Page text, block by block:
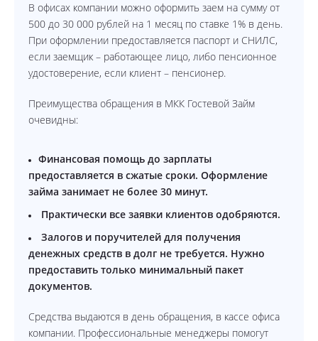
В офисах компании можно оформить заем на сумму от
500 до 30 000 рублей на 1 месяц по ставке 1% в день.
При оформлении предоставляется паспорт и СНИЛС,
если заемщик – работающее лицо, либо пенсионное
удостоверение, если клиент – пенсионер.
Преимущества обращения в МКК Гостевой Займ
очевидны:
Финансовая помощь до зарплаты
предоставляется в сжатые сроки. Оформление
займа занимает не более 30 минут.
Практически все заявки клиентов одобряются.
Залогов и поручителей для получения
денежных средств в долг не требуется. Нужно
предоставить только минимальный пакет
документов.
Средства выдаются в день обращения, в кассе офиса
компании. Профессиональные менеджеры помогут